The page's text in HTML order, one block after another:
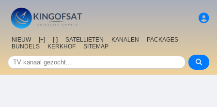
NIEUW [+] [-] SATELLIETEN KANALEN
PACKAGES
BUNDELS
KERKHOF SITEMAP